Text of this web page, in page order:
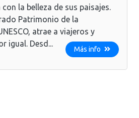
la belleza de sus paisajes.
Patrimonio de la
atrae a viajeros y
igual. Desd...
Más info